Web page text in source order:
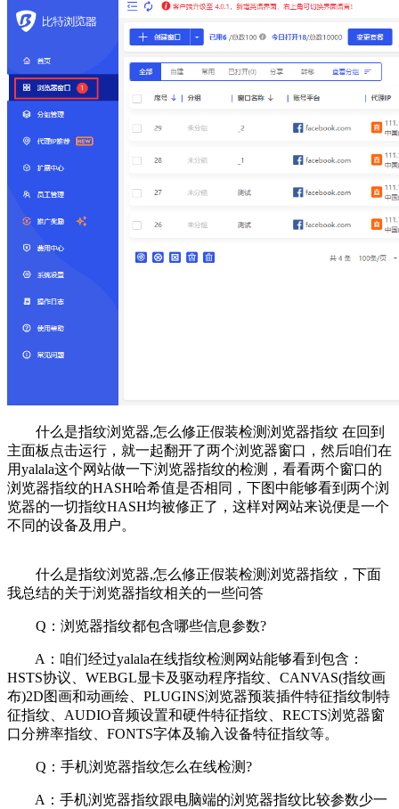
什么是指纹浏览器,怎么修正假装检测浏览器指纹 在回到
主面板点击运行，就一起翻开了两个浏览器窗口，然后咱们在
用yalala这个网站做一下浏览器指纹的检测，看看两个窗口的
浏览器指纹的HASH哈希值是否相同，下图中能够看到两个浏
览器的一切指纹HASH均被修正了，这样对网站来说便是一个
不同的设备及用户。
什么是指纹浏览器,怎么修正假装检测浏览器指纹，下面
我总结的关于浏览器指纹相关的一些问答
Q：浏览器指纹都包含哪些信息参数?
A：咱们经过yalala在线指纹检测网站能够看到包含：
HSTS协议、WEBGL显卡及驱动程序指纹、CANVAS(指纹画
布)2D图画和动画绘、PLUGINS浏览器预装插件特征指纹制特
征指纹、AUDIO音频设置和硬件特征指纹、RECTS浏览器窗
口分辨率指纹、FONTS字体及输入设备特征指纹等。
Q：手机浏览器指纹怎么在线检测?
A：手机浏览器指纹跟电脑端的浏览器指纹比较参数少一